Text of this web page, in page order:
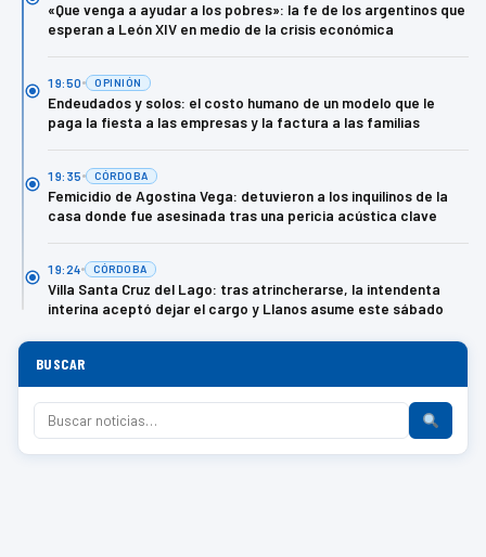
«Que venga a ayudar a los pobres»: la fe de los argentinos que
esperan a León XIV en medio de la crisis económica
19:50 OPINIÓN
Endeudados y solos: el costo humano de un modelo que le
paga la fiesta a las empresas y la factura a las familias
19:35 CÓRDOBA
Femicidio de Agostina Vega: detuvieron a los inquilinos de la
casa donde fue asesinada tras una pericia acústica clave
19:24 CÓRDOBA
Villa Santa Cruz del Lago: tras atrincherarse, la intendenta
interina aceptó dejar el cargo y Llanos asume este sábado
BUSCAR